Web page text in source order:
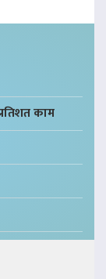
काम